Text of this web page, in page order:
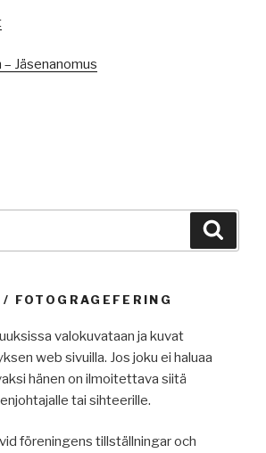
Jäsenanomus
FOTOGRAGEFERING
valokuvataan ja kuvat
web sivuilla. Jos joku ei haluaa
hänen on ilmoitettava siitä
tai sihteerille.
föreningens tillställningar och